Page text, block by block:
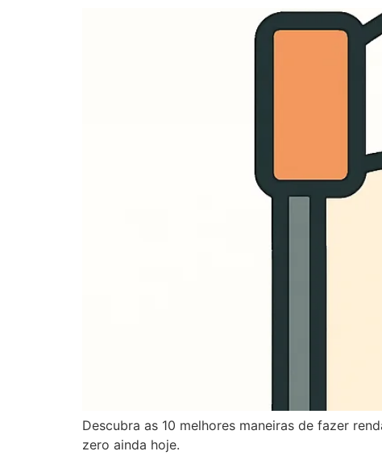
Descubra as 10 melhores maneiras de fazer
zero ainda hoje.